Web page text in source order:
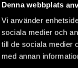
Denna webbplats
Vi använder
sociala medier och
till de sociala medier
med annan